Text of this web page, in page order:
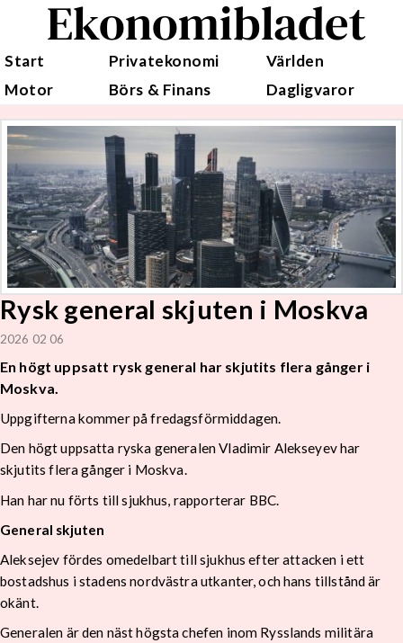
Ekonomibladet
Start Privatekonomi
Världen
Motor
Börs & Finans Dagligvaror
Rysk general skjuten i Moskva
2026 02 06
En högt uppsatt rysk general har skjutits flera gånger i
Moskva.
Uppgifterna kommer på fredagsförmiddagen.
Den högt uppsatta ryska generalen Vladimir Alekseyev har
skjutits flera gånger i Moskva.
Han har nu förts till sjukhus, rapporterar BBC.
General skjuten
Aleksejev fördes omedelbart till sjukhus efter attacken i ett
bostadshus i stadens nordvästra utkanter, och hans tillstånd är
okänt.
Generalen är den näst högsta chefen inom Rysslands militära